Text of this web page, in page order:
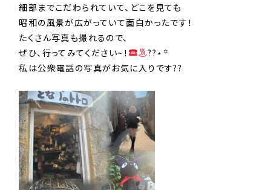
細部までこだわられていて、どこを見ても
昭和の風景が広がっていて面白かったです！
たくさん写真も撮れるので、
ぜひ、行ってみてください~！
??⋆꙳
私は公衆電話の写真がお気に入りです??